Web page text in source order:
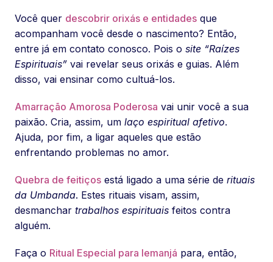
Você quer descobrir orixás e entidades que
acompanham você desde o nascimento? Então,
entre já em contato conosco. Pois o site “Raízes
Espirituais” vai revelar seus orixás e guias. Além
disso, vai ensinar como cultuá-los.
Amarração Amorosa Poderosa vai unir você a sua
paixão. Cria, assim, um laço espiritual afetivo.
Ajuda, por fim, a ligar aqueles que estão
enfrentando problemas no amor.
Quebra de feitiços está ligado a uma série de rituais
da Umbanda. Estes rituais visam, assim,
desmanchar trabalhos espirituais feitos contra
alguém.
Faça o Ritual Especial para Iemanjá para, então,